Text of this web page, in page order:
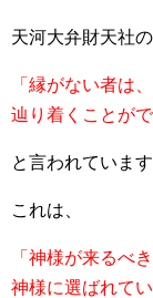
天河大弁財天社
「縁がない者は
辿り着くことがで
と言われています
これは、
「神様が来るべ
神様に選ばれてい